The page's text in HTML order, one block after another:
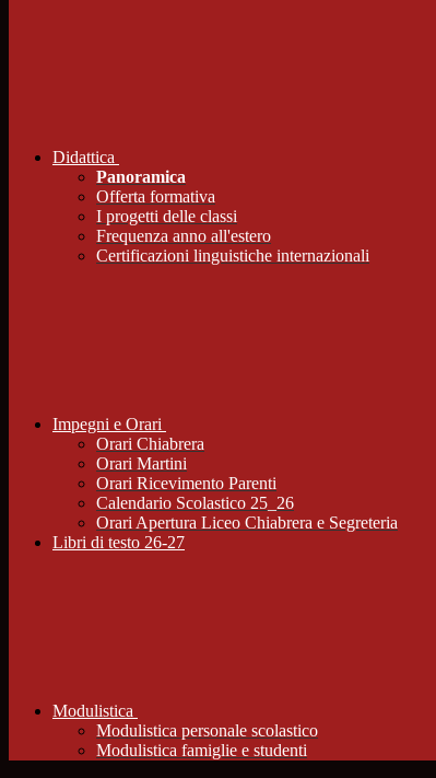
Didattica
Panoramica
Offerta formativa
I progetti delle classi
Frequenza anno all'estero
Certificazioni linguistiche internazionali
Impegni e Orari
Orari Chiabrera
Orari Martini
Orari Ricevimento Parenti
Calendario Scolastico 25_26
Orari Apertura Liceo Chiabrera e Segreteria
Libri di testo 26-27
Modulistica
Modulistica personale scolastico
Modulistica famiglie e studenti